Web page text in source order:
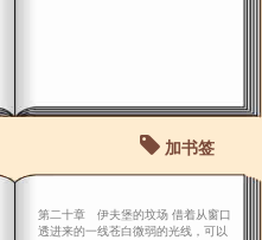
加书签
第二十章 伊夫堡的坟场 借着从窗口
透进来的一线苍白微弱的光线，可以